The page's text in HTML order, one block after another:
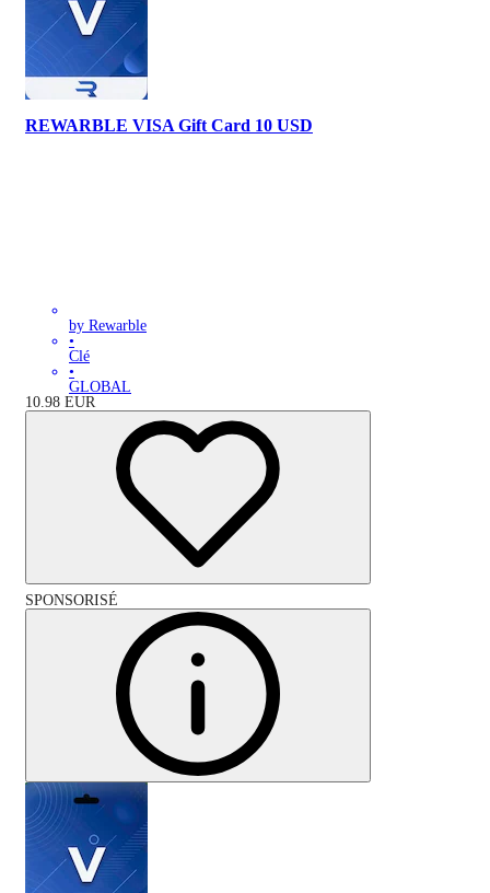
REWARBLE VISA Gift Card 10 USD
by Rewarble
•
Clé
•
GLOBAL
10.98 EUR
SPONSORISÉ